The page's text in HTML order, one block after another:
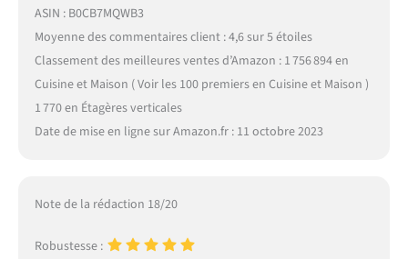
ASIN : B0CB7MQWB3
Moyenne des commentaires client : 4,6 sur 5 étoiles
Classement des meilleures ventes d’Amazon : 1 756 894 en
Cuisine et Maison ( Voir les 100 premiers en Cuisine et Maison )
1 770 en Étagères verticales
Date de mise en ligne sur Amazon.fr : 11 octobre 2023
Note de la rédaction 18/20
Robustesse :